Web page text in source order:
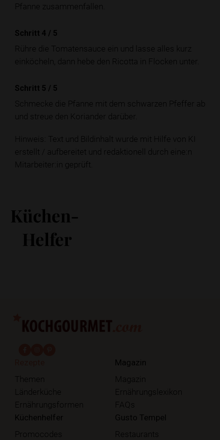
Pfanne zusammenfallen.
Schritt 4 / 5
Rühre die Tomatensauce ein und lasse alles kurz
einköcheln, dann hebe den Ricotta in Flocken unter.
Schritt 5 / 5
Schmecke die Pfanne mit dem schwarzen Pfeffer ab
und streue den Koriander darüber.
Hinweis: Text und Bildinhalt wurde mit Hilfe von KI
erstellt / aufbereitet und redaktionell durch eine:n
Mitarbeiter:in geprüft.
Küchen-
Helfer
Themen
Länderküche
Ernährungsformen
Magazin
Magazin
Ernährungslexikon
FAQs
Küchenhelfer
Promocodes
Gusto Tempel
Restaurants